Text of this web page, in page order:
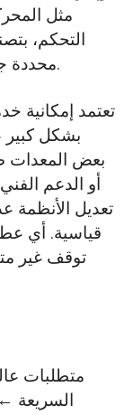
مثل
التحكم،
محددة جيدًا للصيانة والتحديثات والدعم الفني.
تعتمد إمكانية
بشكل كبير
بعض المعدات
أو الدعم
تعديل الأنظمة
قياسية. أي
توقف غير
متطلبات
السريعة ←